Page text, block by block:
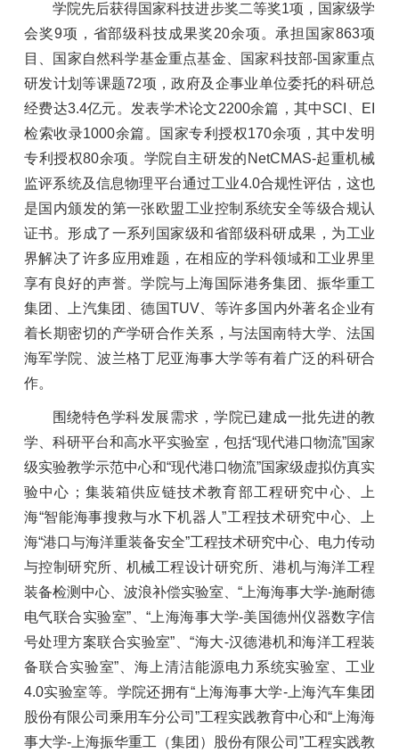
学院先后获得国家科技进步奖二等奖1项，国家级学
会奖9项，省部级科技成果奖20余项。承担国家863项
目、国家自然科学基金重点基金、国家科技部-国家重点
研发计划等课题72项，政府及企事业单位委托的科研总
经费达3.4亿元。发表学术论文2200余篇，其中SCI、EI
检索收录1000余篇。国家专利授权170余项，其中发明
专利授权80余项。学院自主研发的NetCMAS-起重机械
监评系统及信息物理平台通过工业4.0合规性评估，这也
是国内颁发的第一张欧盟工业控制系统安全等级合规认
证书。形成了一系列国家级和省部级科研成果，为工业
界解决了许多应用难题，在相应的学科领域和工业界里
享有良好的声誉。学院与上海国际港务集团、振华重工
集团、上汽集团、德国TUV、等许多国内外著名企业有
着长期密切的产学研合作关系，与法国南特大学、法国
海军学院、波兰格丁尼亚海事大学等有着广泛的科研合
作。
围绕特色学科发展需求，学院已建成一批先进的教
学、科研平台和高水平实验室，包括“现代港口物流”国家
级实验教学示范中心和“现代港口物流”国家级虚拟仿真实
验中心；集装箱供应链技术教育部工程研究中心、上
海“智能海事搜救与水下机器人”工程技术研究中心、上
海“港口与海洋重装备安全”工程技术研究中心、电力传动
与控制研究所、机械工程设计研究所、港机与海洋工程
装备检测中心、波浪补偿实验室、“上海海事大学-施耐德
电气联合实验室”、“上海海事大学-美国德州仪器数字信
号处理方案联合实验室”、“海大-汉德港机和海洋工程装
备联合实验室”、海上清洁能源电力系统实验室、工业
4.0实验室等。学院还拥有“上海海事大学-上海汽车集团
股份有限公司乘用车分公司”工程实践教育中心和“上海海
事大学-上海振华重工（集团）股份有限公司”工程实践教